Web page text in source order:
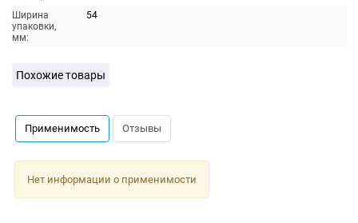
Ширина
упаковки,
мм:
54
Похожие товары
Применимость Отзывы
Нет информации о применимости